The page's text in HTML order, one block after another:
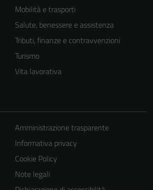
Mobilità e trasporti
Salute, benessere e assistenza
Tributi, finanze e contravvenzioni
Turismo
Vita lavorativa
Amministrazione trasparente
Informativa privacy
Cookie Policy
Note legali